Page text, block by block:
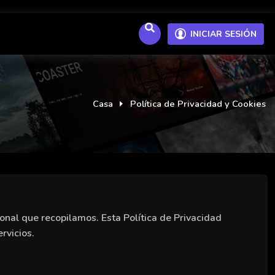
INICIAR SESIÓN
Casa Política de Privacidad y Cookies
que recopilamos. Esta Política de Privacidad